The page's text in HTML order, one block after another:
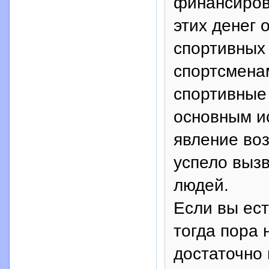
этих денег
основным
явление
успело
людей.
Если вы
тогда пора